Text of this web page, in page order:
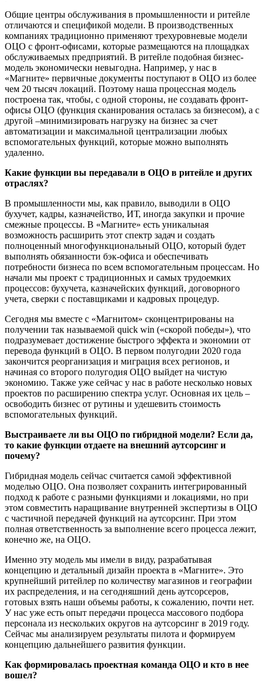
Общие центры обслуживания в промышленности и ритейле
отличаются и спецификой модели. В производственных
компаниях традиционно применяют трехуровневые модели
ОЦО с фронт-офисами, которые размещаются на площадках
обслуживаемых предприятий. В ритейле подобная бизнес-
модель экономически невыгодна. Например, у нас в
«Магните» первичные документы поступают в ОЦО из более
чем 20 тысяч локаций. Поэтому наша процессная модель
построена так, чтобы, с одной стороны, не создавать фронт-
офисы ОЦО (функция сканирования осталась за бизнесом), а с
другой –минимизировать нагрузку на бизнес за счет
автоматизации и максимальной централизации любых
вспомогательных функций, которые можно выполнять
удаленно.
Какие функции вы передавали в ОЦО в ритейле и других
отраслях?
В промышленности мы, как правило, выводили в ОЦО
бухучет, кадры, казначейство, ИТ, иногда закупки и прочие
смежные процессы. В «Магните» есть уникальная
возможность расширить этот спектр задач и создать
полноценный многофункциональный ОЦО, который будет
выполнять обязанности бэк-офиса и обеспечивать
потребности бизнеса по всем вспомогательным процессам. Но
начали мы проект с традиционных и самых трудоемких
процессов: бухучета, казначейских функций, договорного
учета, сверки с поставщиками и кадровых процедур.
Сегодня мы вместе с «Магнитом» сконцентрированы на
получении так называемой quick win («скорой победы»), что
подразумевает достижение быстрого эффекта и экономии от
перевода функций в ОЦО. В первом полугодии 2020 года
закончится реорганизация и миграция всех регионов, и
начиная со второго полугодия ОЦО выйдет на чистую
экономию. Также уже сейчас у нас в работе несколько новых
проектов по расширению спектра услуг. Основная их цель –
освободить бизнес от рутины и удешевить стоимость
вспомогательных функций.
Выстраиваете ли вы ОЦО по гибридной модели? Если да,
то какие функции отдаете на внешний аутсорсинг и
почему?
Гибридная модель сейчас считается самой эффективной
моделью ОЦО. Она позволяет сохранить интегрированный
подход к работе с разными функциями и локациями, но при
этом совместить наращивание внутренней экспертизы в ОЦО
с частичной передачей функций на аутсорсинг. При этом
полная ответственность за выполнение всего процесса лежит,
конечно же, на ОЦО.
Именно эту модель мы имели в виду, разрабатывая
концепцию и детальный дизайн проекта в «Магните». Это
крупнейший ритейлер по количеству магазинов и географии
их распределения, и на сегодняшний день аутсорсеров,
готовых взять наши объемы работы, к сожалению, почти нет.
У нас уже есть опыт передачи процесса массового подбора
персонала из нескольких округов на аутсорсинг в 2019 году.
Сейчас мы анализируем результаты пилота и формируем
концепцию дальнейшего развития функции.
Как формировалась проектная команда ОЦО и кто в нее
вошел?